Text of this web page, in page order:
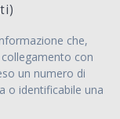
che,
con
un numero di
o identificabile una